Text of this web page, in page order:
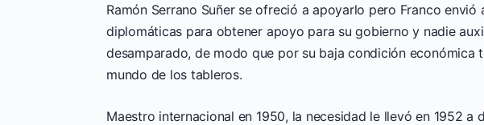
Ramón Serrano Suñer se ofreció a apoyarlo pero Franco
diplomáticas para obtener apoyo para su gobierno y nadie
desamparado, de modo que por su baja condición económica
mundo de los tableros.
Maestro internacional en 1950, la necesidad le llevó en 1952 a